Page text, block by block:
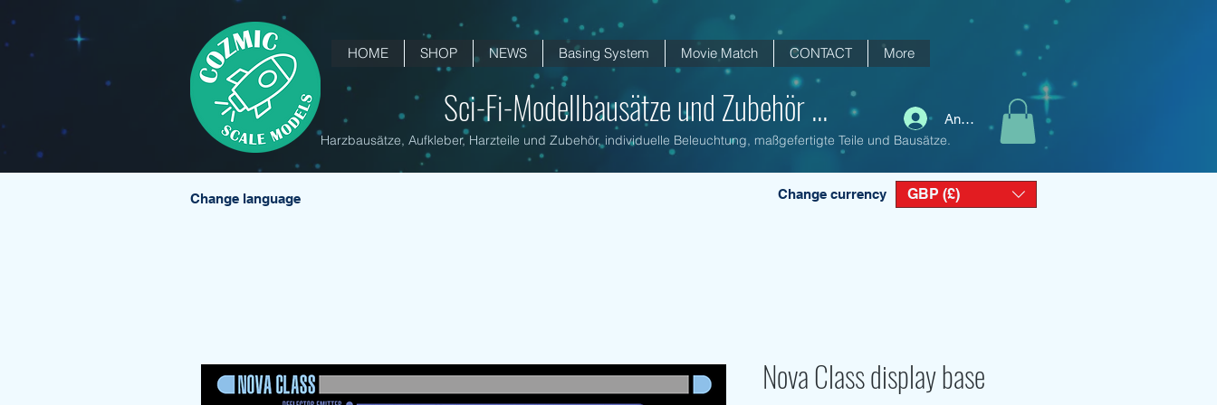
HOME SHOP NEWS Basing System Movie Match CONTACT More
Anmelden
Sci-Fi-Modellbausätze und Zubehör ...
Harzbausätze, Aufkleber, Harzteile und Zubehör, individuelle Beleuchtung, maßgefertigte Teile und Bausätze.
Change language Change currency GBP (£)
Nova Class display base